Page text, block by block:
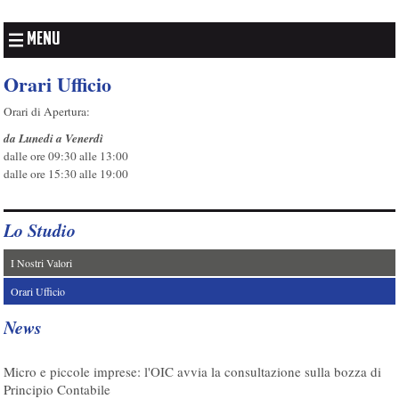
MENU
Orari Ufficio
Orari di Apertura:
da Lunedi a Venerdì
dalle ore 09:30 alle 13:00
dalle ore 15:30 alle 19:00
Lo Studio
I Nostri Valori
Orari Ufficio
News
Micro e piccole imprese: l'OIC avvia la consultazione sulla bozza di
Principio Contabile